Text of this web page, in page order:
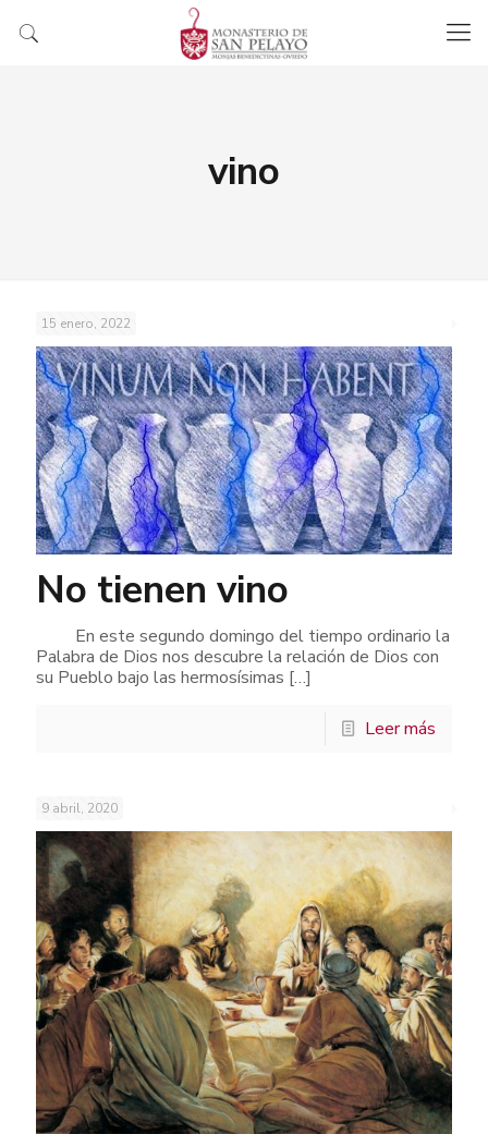
vino
15 enero, 2022
No tienen vino
En este segundo domingo del tiempo ordinario la
Palabra de Dios nos descubre la relación de Dios con
su Pueblo bajo las hermosísimas […]
Leer más
9 abril, 2020